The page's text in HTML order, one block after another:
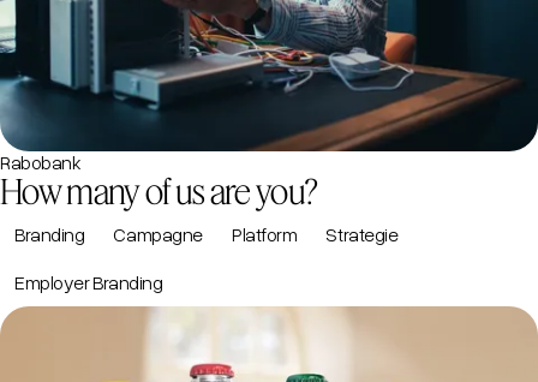
Rabobank
How many of us are you?
Branding Campagne Platform
Strategie
Employer Branding